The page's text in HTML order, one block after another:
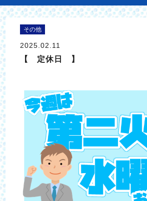
その他
2025.02.11
【 定休日 】